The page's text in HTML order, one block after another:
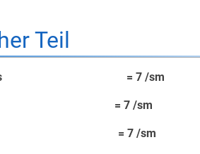
Teil
ms = 7 /sm
/s = 7 /sm
= 7 /sm